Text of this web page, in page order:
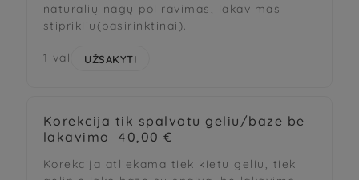
natūralių nagų poliravimas, lakavimas
stiprikliu(pasirinktinai).
1 val UŽSAKYTI
Korekcija tik spalvotu geliu/baze be
lakavimo
40,00 €
Korekcija atliekama tiek kietu geliu, tiek